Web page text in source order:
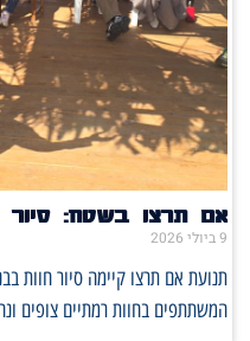
אם תרצו בשטח: סיור
9 ביולי 2026
תנועת אם תרצו קיימה סיור חוות
המשתתפים בחוות רמתיים צופים